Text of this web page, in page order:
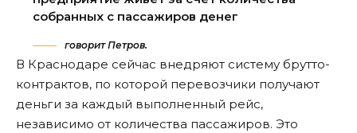
собранных с пассажиров денег
говорит Петров.
В Краснодаре сейчас внедряют систему брутто-
контрактов, по которой перевозчики получают
деньги за каждый выполненный рейс,
независимо от количества пассажиров. Это